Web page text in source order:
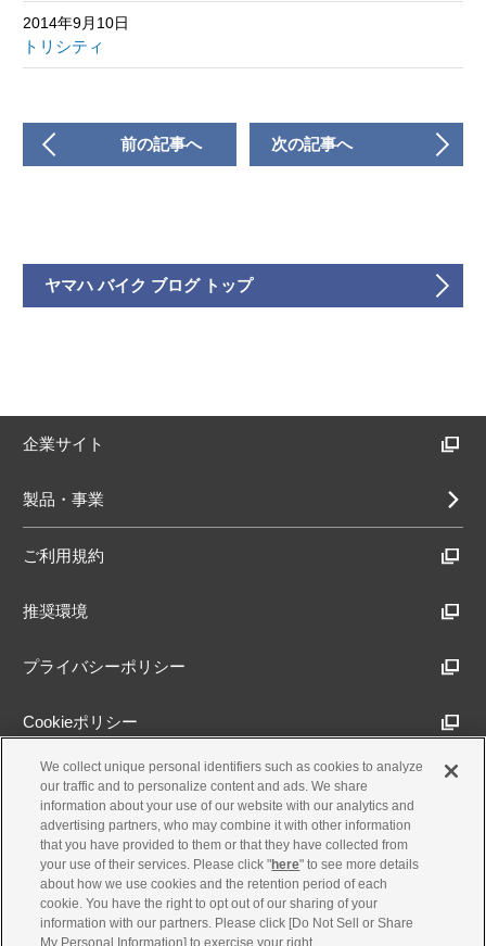
2014年9月10日
トリシティ
前の記事へ 次の記事へ
ヤマハ バイク ブログ トップ
企業サイト
製品・事業
ご利用規約
推奨環境
プライバシーポリシー
Cookieポリシー
アクセシビリティ方針
古物営業法に基づく表示
製品・事業のお問合せ
We collect unique personal identifiers such as cookies to analyze
our traffic and to personalize content and ads. We share
information about your use of our website with our analytics and
advertising partners, who may combine it with other information
that you have provided to them or that they have collected from
your use of their services. Please click "here" to see more details
about how we use cookies and the retention period of each
cookie. You have the right to opt out of our sharing of your
information with our partners. Please click [Do Not Sell or Share
My Personal Information] to exercise your right.